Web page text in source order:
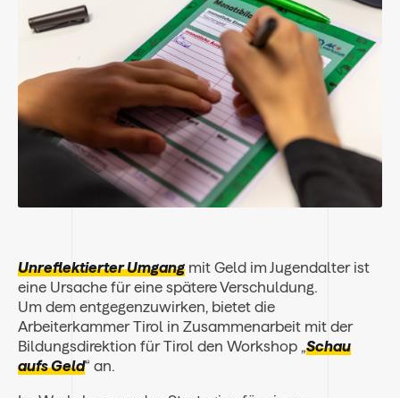
Unreflektierter Umgangmit Geld im Jugendalter ist
eine Ursache für eine spätere Verschuldung.
Um dem entgegenzuwirken, bietet die
Arbeiterkammer Tirol in Zusammenarbeit mit der
Bildungsdirektion für Tirol den Workshop „Schau
aufs Geld“ an.